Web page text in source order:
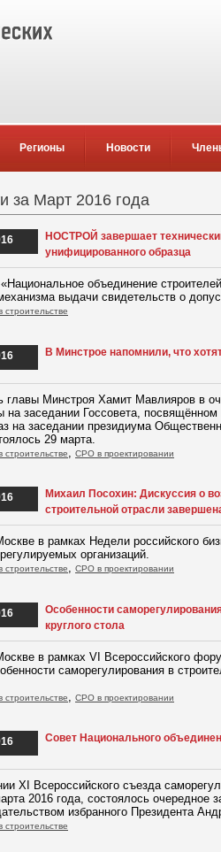
Регионы Новости
за Март 2016 года
НОСТРОЙ завершает
унифицированного образца
объединение
выдачи свидетельств о
В Минстрое напомнили, что
главы Минстроя Хамит Мавлияров в
на заседании Госсовета,
на заседании президиума
29 марта.
СРО в проектировании
Михаил Посохин: Дискуссия о
строительной отрасли
в рамках Недели российского
организаций.
, СРО в проектировании
Особенности
круглого стола
в рамках VI Всероссийского
саморегулирования в
СРО в проектировании
Совет Национального
XI Всероссийского съезда
2016 года, состоялось очередное
избранного Президента